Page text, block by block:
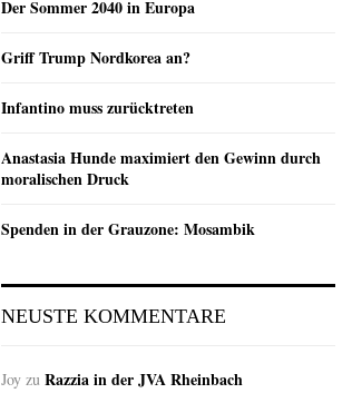
Der Sommer 2040 in Europa
Griff Trump Nordkorea an?
Infantino muss zurücktreten
Anastasia Hunde maximiert den Gewinn durch
moralischen Druck
Spenden in der Grauzone: Mosambik
NEUSTE KOMMENTARE
Joy zu Razzia in der JVA Rheinbach